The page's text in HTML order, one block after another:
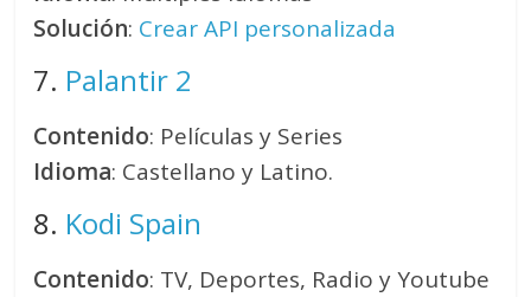
Solución: Crear API personalizada
7. Palantir 2
Contenido: Películas y Series
Idioma: Castellano y Latino.
8. Kodi Spain
Contenido: TV, Deportes, Radio y Youtube